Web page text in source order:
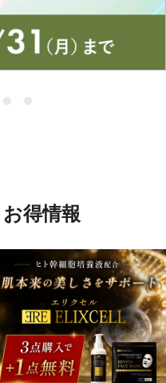
得情報